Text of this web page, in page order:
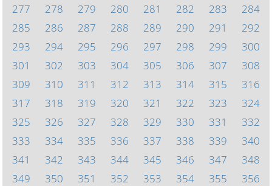
277
278 279 280 281 282 283
284
285
286 287 288 289 290 291
292
293
294 295 296 297 298 299
300
301
302 303 304 305 306 307
308
309
310 311 312 313 314 315
316
317
318 319 320 321 322 323
324
325
326 327 328 329 330 331
332
333
334 335 336 337 338 339
340
341
342 343 344 345 346 347
348
349
350 351 352 353 354 355 356